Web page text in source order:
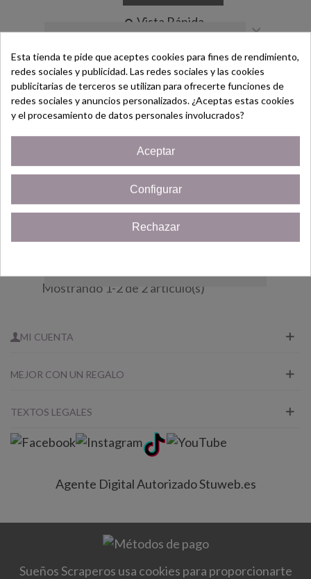
Vista Rápida
Láminas En Color "San
Valentín"
1,98 € (impuestos inc.)
3,95 €
Láminas en color "San
Vista Rápida
Mostrando 1-2 de 2 artículo(s)
MI CUENTA
MEJOR CON UN REGALO
TEXTOS LEGALES
Agente Digital Autorizado Stuweb.es
Sueños Scraperos usa cookies para proporcionarte
¡Bienvenido/a!
Regístrate hoy y consigue un
Solo por ser nuevo cliente!
¡Quiero mi cupón!
Cerrar
×
Esta tienda te pide que aceptes cookies para fines de rendimiento,
redes sociales y publicidad. Las redes sociales y las cookies
publicitarias de terceros se utilizan para ofrecerte funciones de
redes sociales y anuncios personalizados. ¿Aceptas estas cookies
y el procesamiento de datos personales involucrados?
Aceptar
Configurar
Rechazar